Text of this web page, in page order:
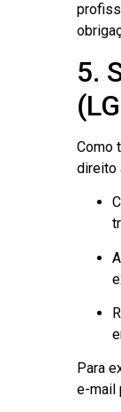
5.
Como
direito
Para
e-mail